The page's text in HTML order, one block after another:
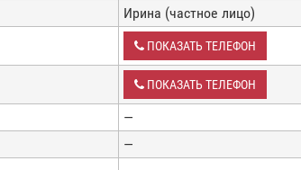
Ирина (частное лицо)
ПОКАЗАТЬ ТЕЛЕФОН
ПОКАЗАТЬ ТЕЛЕФОН
—
—